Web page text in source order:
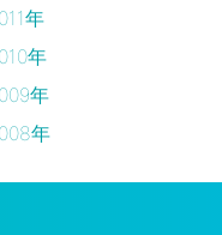
年
年
年
年